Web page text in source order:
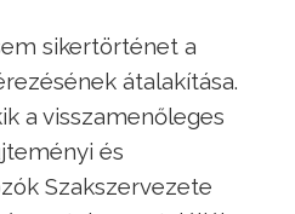
sikertörténet a
átalakítása.
a visszamenőleges
és
Szakszervezete